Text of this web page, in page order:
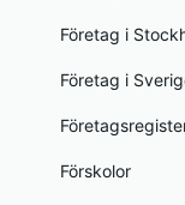
Företag i
Företag i
Förskolor